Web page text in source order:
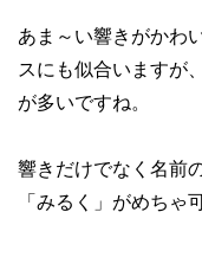
あま～い響きがかわ
スにも似合いますが
が多いですね。
響きだけでなく名前
「みるく」がめちゃ